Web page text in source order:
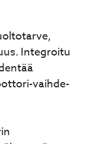
Integroitu
vaihde-